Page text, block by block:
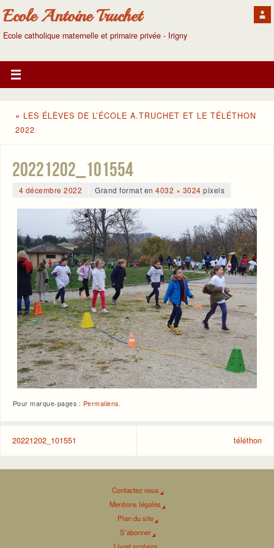
Ecole Antoine Truchet
Ecole catholique maternelle et primaire privée - Irigny
« LES ÉLÈVES DE L’ÉCOLE A.TRUCHET ET LE TÉLÉTHON
2022
20221202_101554
4 décembre 2022 Grand format en4032 × 3024 pixels
Pour marque-pages : Permaliens
20221202_101551 téléthon
Contactez nous
Mentions légales
Plan du site
S’abonner